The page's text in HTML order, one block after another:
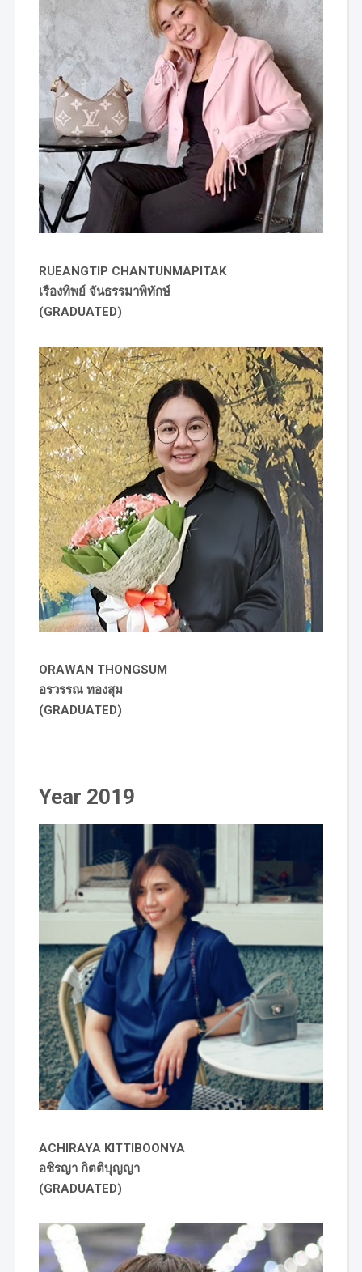
RUEANGTIP CHANTUNMAPITAK
เรืองทิพย์ จันธรรมาพิทักษ์
(GRADUATED)
ORAWAN THONGSUM
อรวรรณ ทองสุม
(GRADUATED)
Year 2019
ACHIRAYA KITTIBOONYA
อชิรญา กิตติบุญญา
(GRADUATED)